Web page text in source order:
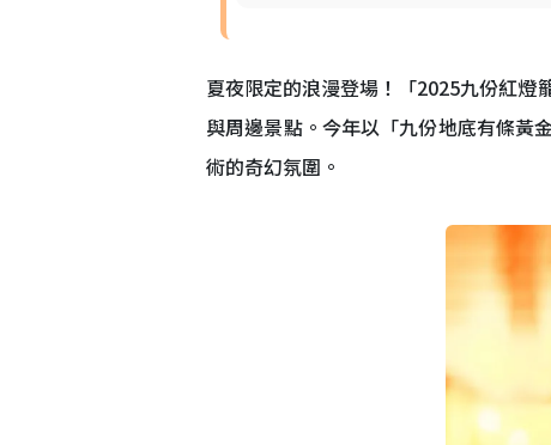
夏夜限定的浪漫登場！「2025九份紅燈
與周邊景點。今年以「九份地底有條黃
術的奇幻氛圍。